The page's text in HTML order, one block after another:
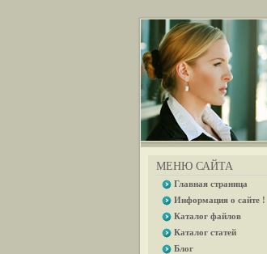
МЕНЮ САЙТА
Главная страница
Информация о сайте !
Каталог файлов
Каталог статей
Блог